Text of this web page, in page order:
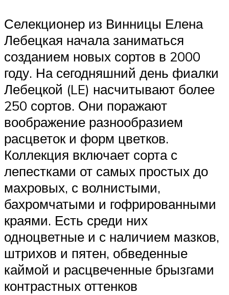
Селекционер из Винницы Елена
Лебецкая начала заниматься
созданием новых сортов в 2000
году. На сегодняшний день фиалки
Лебецкой (LE) насчитывают более
250 сортов. Они поражают
воображение разнообразием
расцветок и форм цветков.
Коллекция включает сорта с
лепестками от самых простых до
махровых, с волнистыми,
бахромчатыми и гофрированными
краями. Есть среди них
одноцветные и с наличием мазков,
штрихов и пятен, обведенные
каймой и расцвеченные брызгами
контрастных оттенков